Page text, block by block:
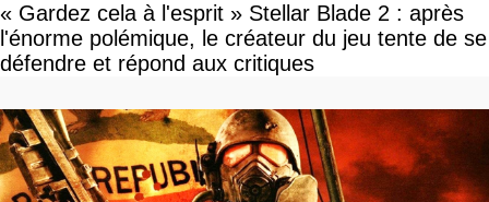
« Gardez cela à l'esprit » Stellar Blade 2 : après
l'énorme polémique, le créateur du jeu tente de se
défendre et répond aux critiques